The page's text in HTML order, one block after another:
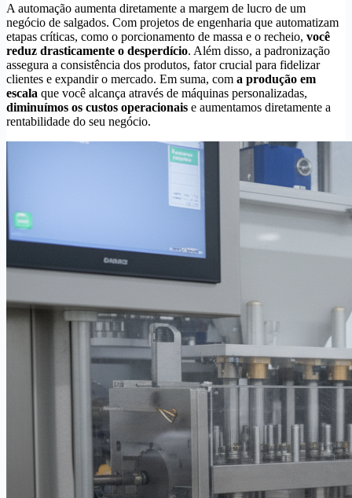
A automação aumenta diretamente a margem de lucro de um
negócio de salgados. Com projetos de engenharia que automatizam
etapas críticas, como o porcionamento de massa e o recheio, você
reduz drasticamente o desperdício. Além disso, a padronização
assegura a consistência dos produtos, fator crucial para fidelizar
clientes e expandir o mercado. Em suma, com a produção em
escala que você alcança através de máquinas personalizadas,
diminuímos os custos operacionais e aumentamos diretamente a
rentabilidade do seu negócio.